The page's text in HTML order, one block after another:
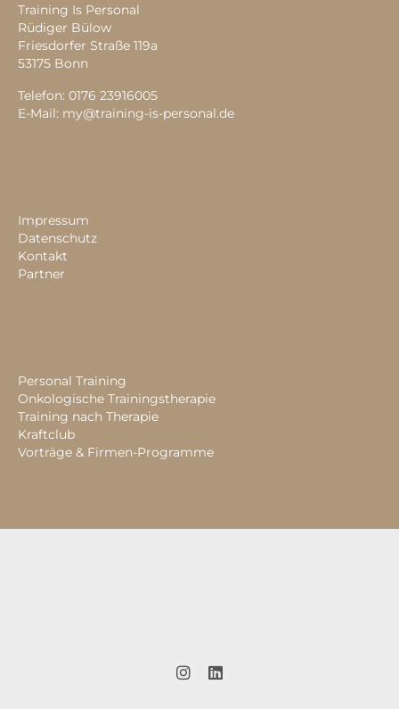
Training Is Personal
Rüdiger Bülow
Friesdorfer Straße 119a
53175 Bonn
Telefon: 0176 23916005
E-Mail: my@training-is-personal.de
Impressum
Datenschutz
Kontakt
Partner
Personal Training
Onkologische Trainingstherapie
Training nach Therapie
Kraftclub
Vorträge & Firmen-Programme